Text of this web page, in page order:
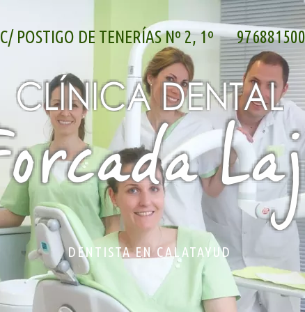
C/ POSTIGO DE TENERÍAS Nº 2, 1º 976881500
DENTISTA EN CALATAYUD